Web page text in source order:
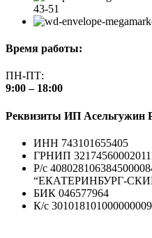
43-51
Время работы:
ПН-ПТ:
9:00 – 18:00
Реквизиты ИП Асельгужин
ИНН 743101655405
ГРНИП
Р/с
“ЕКАТЕРИНБУРГ-
БИК 046577964
К/с